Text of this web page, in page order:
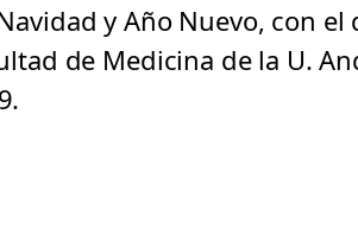
y Año Nuevo, con
de Medicina de la U.